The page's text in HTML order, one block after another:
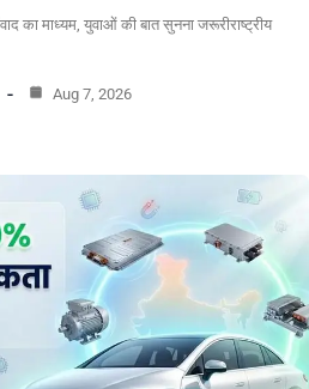
का माध्यम, युवाओं की बात सुनना जरूरीराष्ट्रीय
Aug 7, 2026